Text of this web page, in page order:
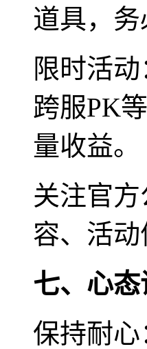
道具，务
限时活
跨服PK
量收益。
关注官
容、活
七、心
保持耐